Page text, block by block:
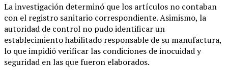
La investigación determinó que los artículos no contaban
con el registro sanitario correspondiente. Asimismo, la
autoridad de control no pudo identificar un
establecimiento habilitado responsable de su manufactura,
lo que impidió verificar las condiciones de inocuidad y
seguridad en las que fueron elaborados.